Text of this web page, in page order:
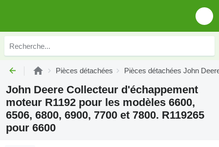
Pièces détachées Pièces détachées John
John Deere Collecteur d'échappement
moteur R1192 pour les modèles 6600,
6506, 6800, 6900, 7700 et 7800. R119265
pour 6600